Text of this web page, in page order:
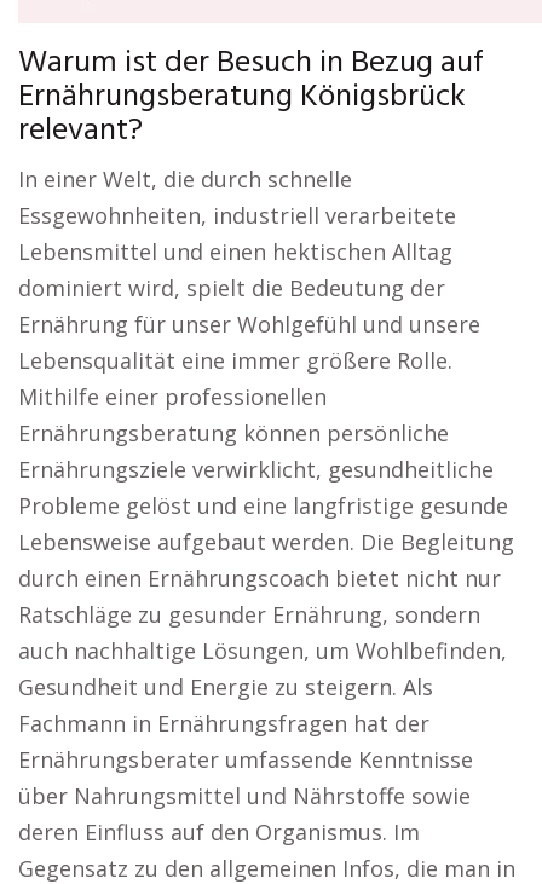
Warum ist der Besuch in Bezug auf
Ernährungsberatung Königsbrück
relevant?
In einer Welt, die durch schnelle
Essgewohnheiten, industriell verarbeitete
Lebensmittel und einen hektischen Alltag
dominiert wird, spielt die Bedeutung der
Ernährung für unser Wohlgefühl und unsere
Lebensqualität eine immer größere Rolle.
Mithilfe einer professionellen
Ernährungsberatung können persönliche
Ernährungsziele verwirklicht, gesundheitliche
Probleme gelöst und eine langfristige gesunde
Lebensweise aufgebaut werden. Die Begleitung
durch einen Ernährungscoach bietet nicht nur
Ratschläge zu gesunder Ernährung, sondern
auch nachhaltige Lösungen, um Wohlbefinden,
Gesundheit und Energie zu steigern. Als
Fachmann in Ernährungsfragen hat der
Ernährungsberater umfassende Kenntnisse
über Nahrungsmittel und Nährstoffe sowie
deren Einfluss auf den Organismus. Im
Gegensatz zu den allgemeinen Infos, die man in